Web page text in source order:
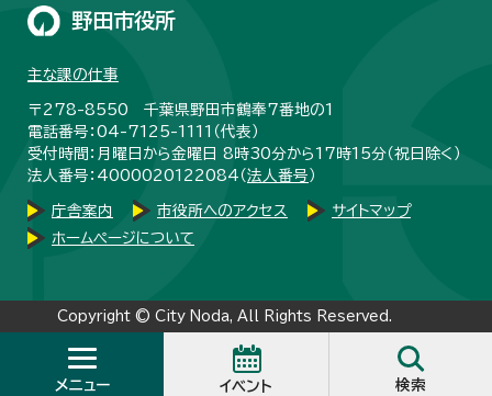
メニュー イベント 検索
野田市役所
主な課の仕事
〒278-8550 千葉県野田市鶴奉7番地の1
電話番号：04-7125-1111（代表）
受付時間：月曜日から金曜日 8時30分から17時15分（祝日除く）
法人番号：4000020122084（法人番号 ）
庁舎案内 市役所へのアクセス
サイトマップ
ホームページについて
Copyright © City Noda, All Rights Reserved.